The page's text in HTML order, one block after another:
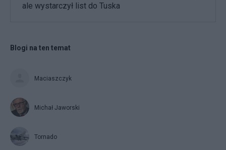
ale wystarczył list do Tuska
Blogi na ten temat
Maciaszczyk
Michał Jaworski
Tornado